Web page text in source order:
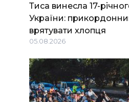
Тиса винесла 17-
України:
врятувати хлопця
05.08.2026